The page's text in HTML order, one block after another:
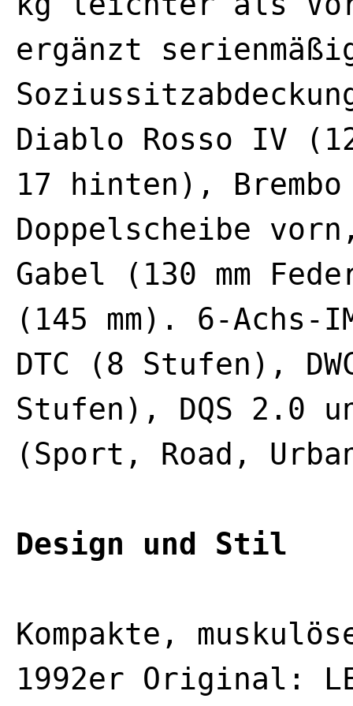
ergänzt
Diablo Rosso IV
17 hinten), Brembo
Doppelscheibe vorn,
Gabel (130 mm
(145 mm). 6-Achs-
DTC (8 Stufen),
Stufen), DQS 2.0
(Sport, Road,
Design und Stil
Kompakte,
1992er Original: